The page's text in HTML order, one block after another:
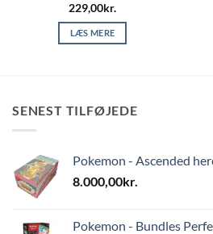
229,00kr.
LÆS MERE
SENEST TILFØJEDE
Pokemon - Ascended
8.000,00kr.
Pokemon - Bundles